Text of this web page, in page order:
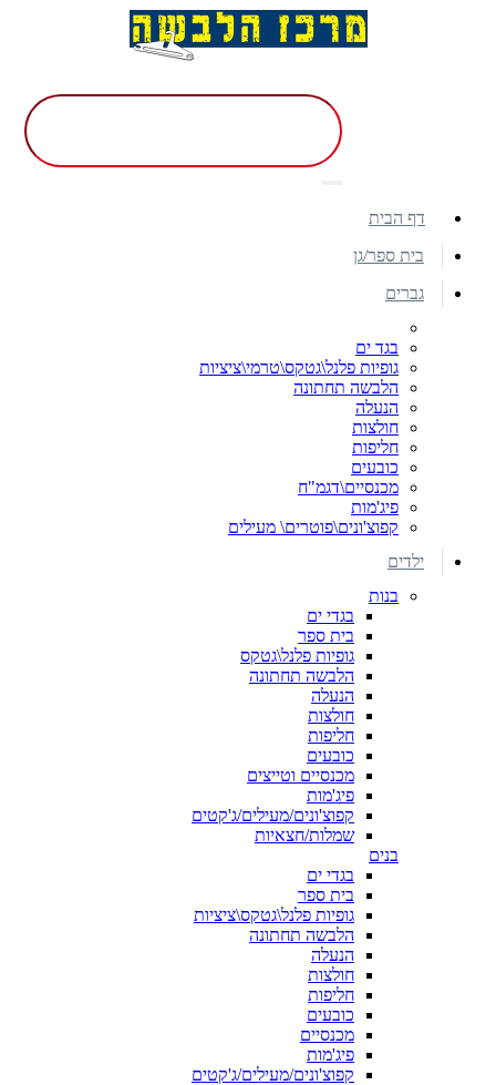
דף הבית
בית ספר/גן
גברים
בגד ים
גופיות פלנל\גטקס\טרמי\ציציות
הלבשה תחתונה
הנעלה
חולצות
חליפות
כובעים
מכנסיים\דגמ"ח
פיג'מות
קפוצ'ונים\פוטרים\ מעילים
ילדים
בנות
בגדי ים
בית ספר
גופיות פלנל\גטקס
הלבשה תחתונה
הנעלה
חולצות
חליפות
כובעים
מכנסיים וטייצים
פיג'מות
קפוצ'ונים/מעילים/ג'קטים
שמלות/חצאיות
בנים
בגדי ים
בית ספר
גופיות פלנל\גטקס\ציציות
הלבשה תחתונה
הנעלה
חולצות
חליפות
כובעים
מכנסיים
פיג'מות
קפוצ'ונים/מעילים/ג'קטים